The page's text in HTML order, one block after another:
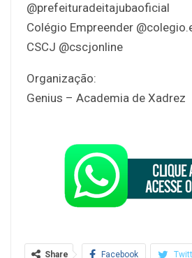
@prefeituradeitajubaoficial
Colégio Empreender
CSCJ @cscjonline
Organização:
Genius – Academia de Xadrez
Share Facebook